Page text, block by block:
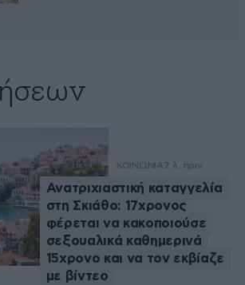
ΚΟΙΝΩΝΙΑ7 λ. πριν
Ανατριχιαστική καταγγελία
στη Σκιάθο: 17χρονος
φέρεται να κακοποιούσε
σεξουαλικά καθημερινά
15χρονο και να τον εκβίαζε
με βίντεο